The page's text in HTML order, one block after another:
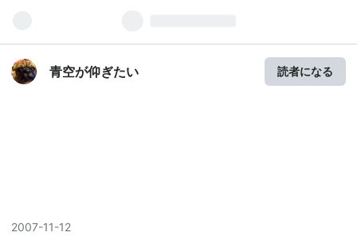
青空が仰ぎたい 読者になる
2007-11-12